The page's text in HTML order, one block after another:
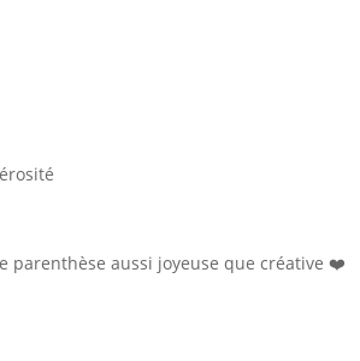
parenthèse aussi joyeuse que créative ❤️